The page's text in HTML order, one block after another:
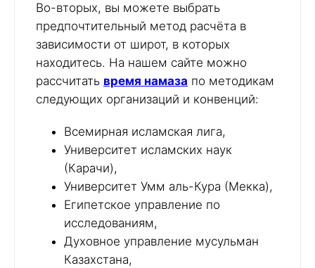
Во-вторых, вы можете выбрать
предпочтительный метод расчёта в
зависимости от широт, в которых
находитесь. На нашем сайте можно
рассчитать время намаза по методикам
следующих организаций и конвенций:
Всемирная исламская лига,
Университет исламских наук
(Карачи),
Университет Умм аль-Кура (Мекка),
Египетское управление по
исследованиям,
Духовное управление мусульман
Казахстана,